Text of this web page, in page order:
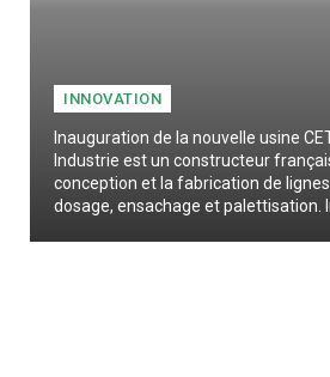
INNOVATION
Inauguration de la nouvelle usine
Industrie est un constructeur
conception et la fabrication de
dosage, ensachage et palettisation.